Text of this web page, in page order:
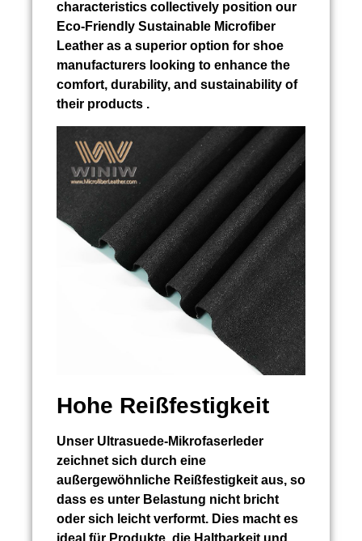
characteristics collectively position our
Eco-Friendly Sustainable Microfiber
Leather as a superior option for shoe
manufacturers looking to enhance the
comfort, durability, and sustainability of
their products .
Hohe Reißfestigkeit
Unser Ultrasuede-Mikrofaserleder
zeichnet sich durch eine
außergewöhnliche Reißfestigkeit aus, so
dass es unter Belastung nicht bricht
oder sich leicht verformt. Dies macht es